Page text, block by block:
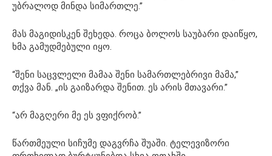
უბრალოდ მინდა სიმართლე.”
მას მაგიდისკენ შეხედა. როცა ბოლოს საუბარი დაიწყო,
ხმა გამუდმებული იყო.
“შენი საცვლელი მამაა შენი სამართლებრივი მამა,”
თქვა მან. „ის გაიზარდა შენით. ეს არის მთავარი.”
“არ მაგღერი მე ეს ვფიქრობ.”
წართმეული სიჩუმე დაგვრჩა შუაში. ტელევიზორი